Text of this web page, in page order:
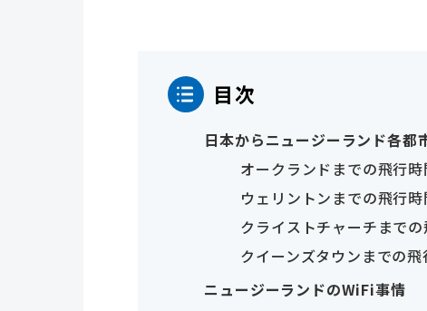
目次
日本からニュージーランド各都
オークランドまでの飛行時
ウェリントンまでの飛行時
クライストチャーチまでの
クイーンズタウンまでの飛
ニュージーランドのWiFi事情